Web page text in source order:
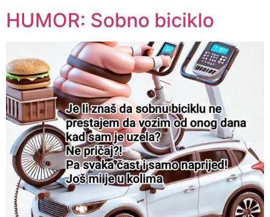
HUMOR: Sobno biciklo